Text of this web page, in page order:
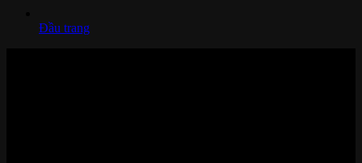
Đầu trang